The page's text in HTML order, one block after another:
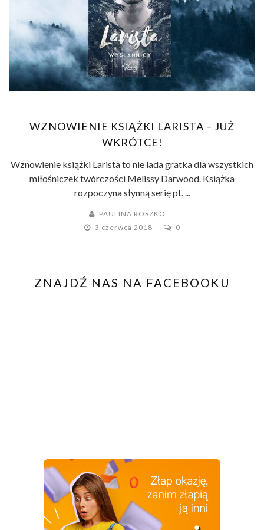
WZNOWIENIE KSIĄŻKI LARISTA – JUŻ
WKRÓTCE!
Wznowienie książki Larista to nie lada gratka dla wszystkich
miłośniczek twórczości Melissy Darwood. Książka
rozpoczyna słynną serię pt. ...
PAULINA ROSZKO
3 czerwca 2018
0
ZNAJDŹ NAS NA FACEBOOKU